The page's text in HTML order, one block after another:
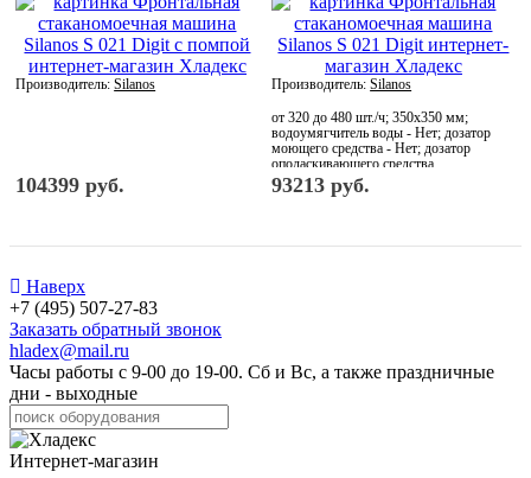
Производитель:Silanos
104399 руб.
Производитель:Silanos
от 320 до 480 шт./ч; 350х350 мм;
водоумягчитель воды - Нет; дозатор
моющего средства - Нет; дозатор
ополаскивающего средства
93213 руб.
Наверх
+7 (495) 507-27-83
Заказать обратный звонок
hladex@mail.ru
Часы работы с 9-00 до 19-00. Сб и Вс, а также праздничные
дни - выходные
Интернет-магазин